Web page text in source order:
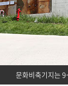
문화비축기지는